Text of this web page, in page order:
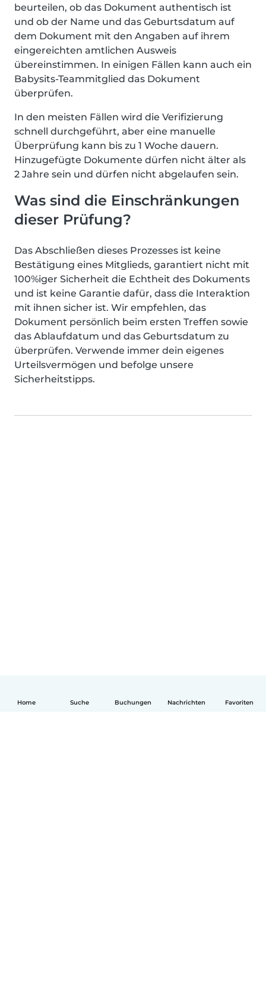
Home Suche Buchungen Nachrichten Favoriten
beurteilen, ob das Dokument authentisch ist
und ob der Name und das Geburtsdatum auf
dem Dokument mit den Angaben auf ihrem
eingereichten amtlichen Ausweis
übereinstimmen. In einigen Fällen kann auch ein
Babysits-Teammitglied das Dokument
überprüfen.
In den meisten Fällen wird die Verifizierung
schnell durchgeführt, aber eine manuelle
Überprüfung kann bis zu 1 Woche dauern.
Hinzugefügte Dokumente dürfen nicht älter als
2 Jahre sein und dürfen nicht abgelaufen sein.
Was sind die Einschränkungen
dieser Prüfung?
Das Abschließen dieses Prozesses ist keine
Bestätigung eines Mitglieds, garantiert nicht mit
100%iger Sicherheit die Echtheit des Dokuments
und ist keine Garantie dafür, dass die Interaktion
mit ihnen sicher ist. Wir empfehlen, das
Dokument persönlich beim ersten Treffen sowie
das Ablaufdatum und das Geburtsdatum zu
überprüfen. Verwende immer dein eigenes
Urteilsvermögen und befolge unsere
Sicherheitstipps.